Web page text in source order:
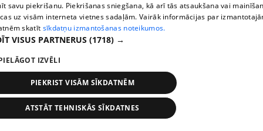
pirms 1 nedēļas, 1 dienas
savu piekrišanu. Piekrišanas sniegšana, kā arī tās atsaukšana vai
uz visām interneta vietnes sadaļām. Vairāk informācijas par
skatīt sīkdatņu izmantošanas noteikumos.
VISUS PARTNERUS (1718) →
IZVĒLI
PIEKRIST VISĀM SĪKDATNĒM
ATSTĀT TEHNISKĀS SĪKDATNES